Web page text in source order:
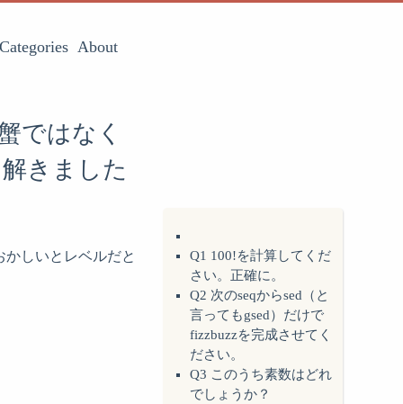
Categories About
ではなく
きました
Q1 100!を計算してくだ
さい。正確に。
Q2 次のseqからsed（と
言ってもgsed）だけで
fizzbuzzを完成させてく
ださい。
Q3 このうち素数はどれ
でしょうか？
しいとレベルだと